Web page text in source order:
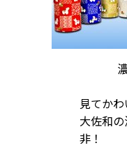
見てか
大佐和
非！